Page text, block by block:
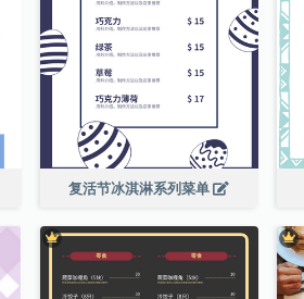
复活节冰淇淋系列菜单